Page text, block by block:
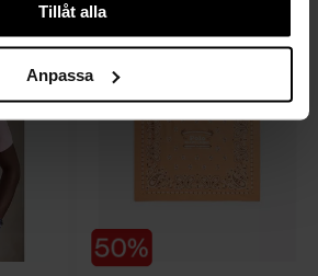
Tillåt alla
Anpassa